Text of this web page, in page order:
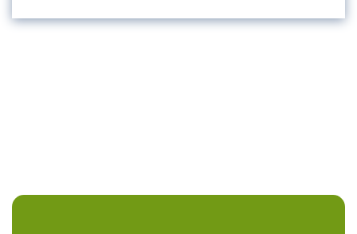
конфиденциальности